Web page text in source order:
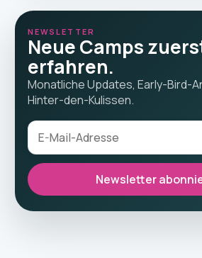
NEWSLETTER
Neue Camps
erfahren.
Monatliche Updates, Early-Bird-
Hinter-den-Kulissen.
Newsletter